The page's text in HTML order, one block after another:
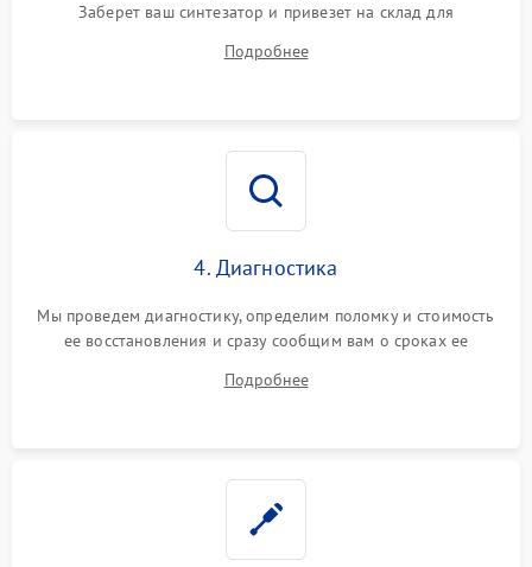
Заберет ваш синтезатор и привезет на склад для
Подробнее
4. Диагностика
Мы проведем диагностику, определим поломку и стоимость
ее восстановления и сразу сообщим вам о сроках ее
Подробнее